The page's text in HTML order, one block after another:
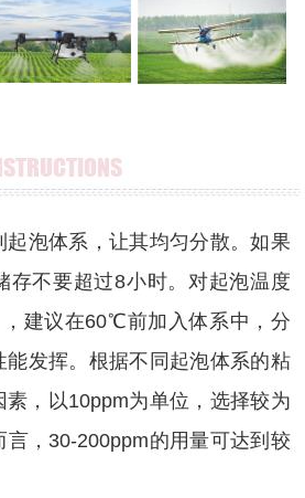
泡体系，让其均匀分散。如果
存不要超过8小时。对起泡温度
建议在60℃前加入体系中，分
能发挥。根据不同起泡体系的粘
素，以10ppm为单位，选择较为
，30-200ppm的用量可达到较